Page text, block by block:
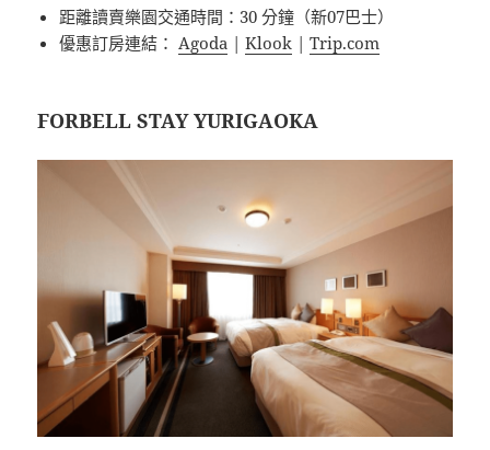
距離讀賣樂園交通時間：30 分鐘（新07巴士）
優惠訂房連結：Agoda |Klook |Trip.com
FORBELL STAY YURIGAOKA